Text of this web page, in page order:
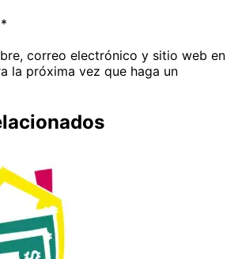
*
correo electrónico y sitio web en
la próxima vez que haga un